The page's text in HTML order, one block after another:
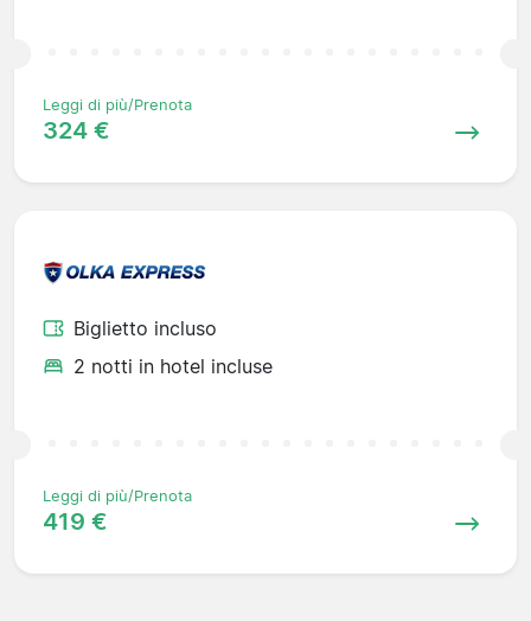
Leggi di più/Prenota
324 €
Biglietto incluso
2 notti in hotel incluse
Leggi di più/Prenota
419 €